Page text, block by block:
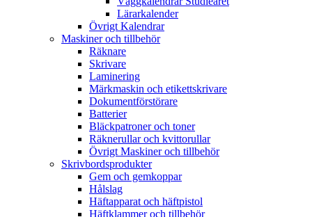
Lärarkalender
Övrigt Kalendrar
Maskiner och tillbehör
Räknare
Skrivare
Laminering
Märkmaskin och etikettskrivare
Dokumentförstörare
Batterier
Bläckpatroner och toner
Räknerullar och kvittorullar
Övrigt Maskiner och tillbehör
Skrivbordsprodukter
Gem och gemkoppar
Hålslag
Häftapparat och häftpistol
Häftklammer och tillbehör